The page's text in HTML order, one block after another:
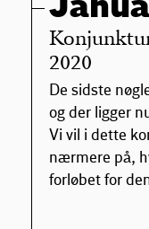
2020
De sidste
og der ligger
Vi vil i dette
nærmere på,
forløbet for